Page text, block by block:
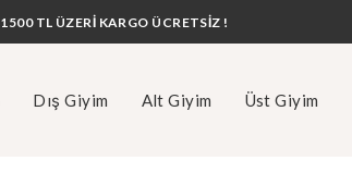
1500 TL ÜZERİ KARGO ÜCRETSİZ !
Dış Giyim Alt Giyim Üst Giyim